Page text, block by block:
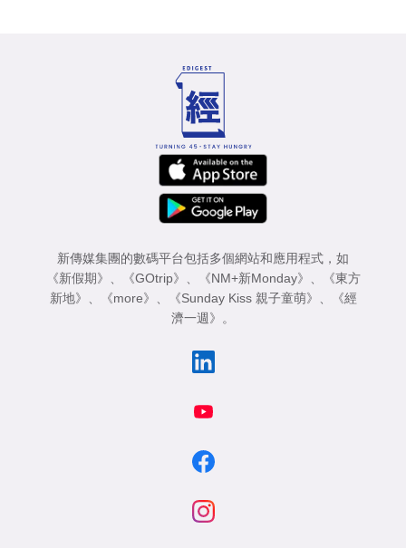
新傳媒集團的數碼平台包括多個網站和應用程式，如
《新假期》
《GOtrip》 《NM+新Monday》
《東方
新地》
《more》 《Sunday Kiss 親子童萌》
《經
濟一週》
。